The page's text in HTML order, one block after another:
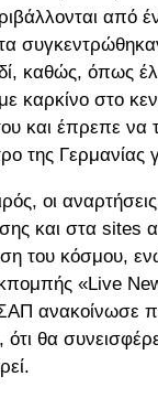
από
καθώς, όπως
καρκίνο στο
και έπρεπε να
της Γερμανίας
οι
και στα sites
του κόσμου,
«Live
ανακοίνωσε
θα